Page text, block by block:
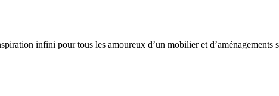
infini pour tous les amoureux d’un mobilier et d’aménagements